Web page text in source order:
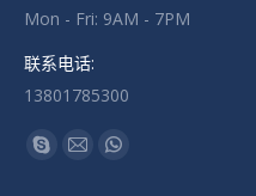
Mon - Fri: 9AM - 7PM
联系电话:
13801785300
找到我们：
SkypeMailWhatsapp